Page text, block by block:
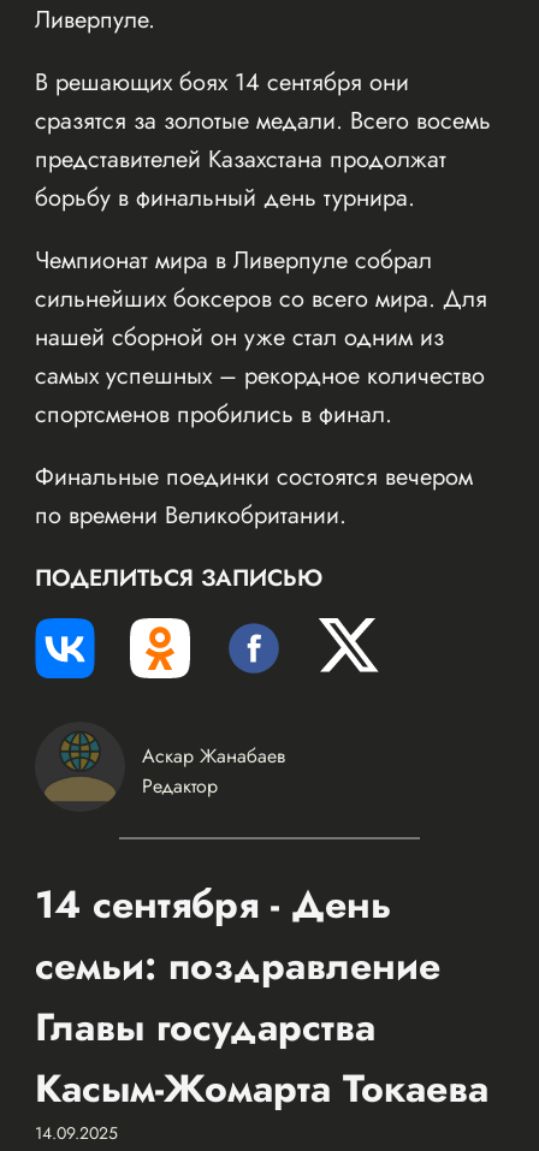
Ливерпуле.
В решающих боях 14 сентября они
сразятся за золотые медали. Всего восемь
представителей Казахстана продолжат
борьбу в финальный день турнира.
Чемпионат мира в Ливерпуле собрал
сильнейших боксеров со всего мира. Для
нашей сборной он уже стал одним из
самых успешных – рекордное количество
спортсменов пробились в финал.
Финальные поединки состоятся вечером
по времени Великобритании.
ПОДЕЛИТЬСЯ ЗАПИСЬЮ
Аскар Жанабаев
Редактор
14 сентября - День
семьи: поздравление
Главы государства
Касым-Жомарта Токаева
14.09.2025